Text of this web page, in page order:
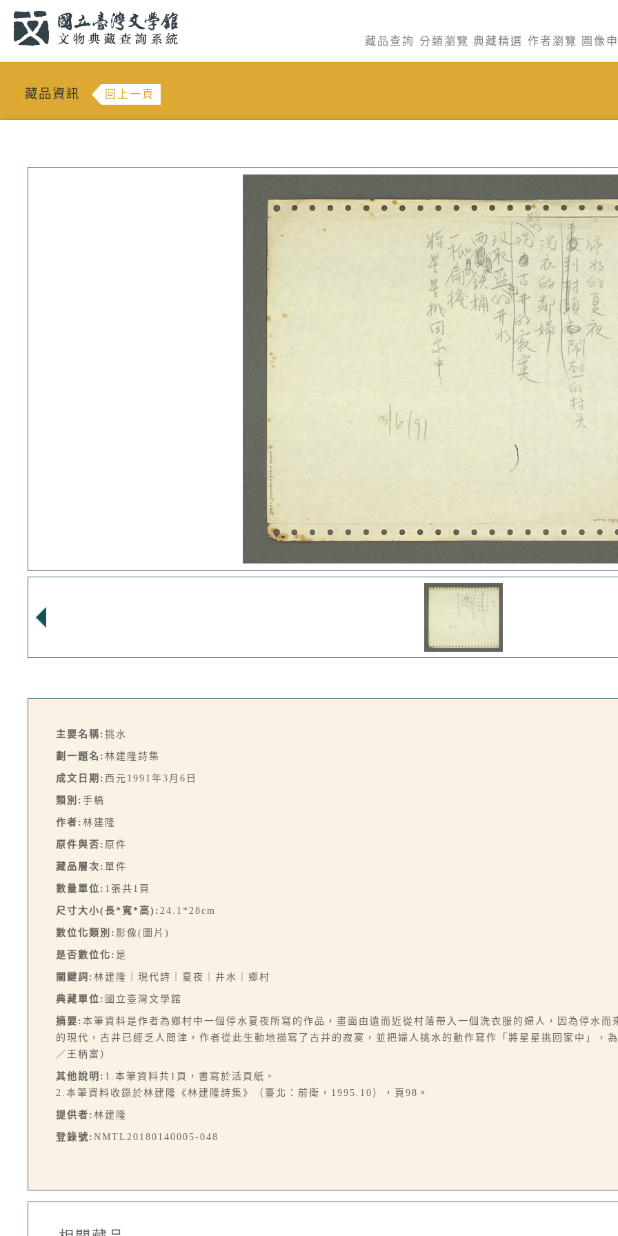
藏品查詢 分類瀏覽 典藏精選 作者瀏覽 圖像
::: 藏品資訊 回上一頁
主要名稱: 挑水
劃一題名: 林建隆詩集
成文日期: 西元1991年3月6日
類別: 手稿
作者: 林建隆
原件與否: 原件
藏品層次: 單件
數量單位: 1張共1頁
尺寸大小(長*寬*高): 24.1*28cm
數位化類別: 影像(圖片)
是否數位化: 是
關鍵詞: 林建隆｜現代詩｜夏夜｜井水｜鄉村
典藏單位: 國立臺灣文學館
摘要: 本筆資料是作者為鄉村中一個停水夏夜所寫的作品，畫面由遠而近從村落帶入一個洗衣服的婦人，因為停水
的現代，古井已經乏人問津，作者從此生動地描寫了古井的寂寞，並把婦人挑水的動作寫作「將星星挑回家中」，
／王柄富）
其他說明: 1.本筆資料共1頁，書寫於活頁紙。
2.本筆資料收錄於林建隆《林建隆詩集》（臺北：前衛，1995.10），頁98。
提供者: 林建隆
登錄號: NMTL20180140005-048